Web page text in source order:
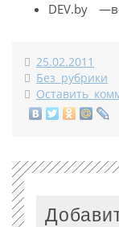
DEV.by
25.02.2011
Без рубрики
Оставить